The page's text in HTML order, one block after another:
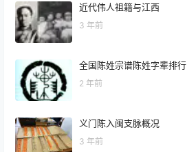
近代伟人祖籍与江西
3 年前
全国陈姓宗谱陈姓字辈排行
2 年前
义门陈入闽支脉概况
3 年前